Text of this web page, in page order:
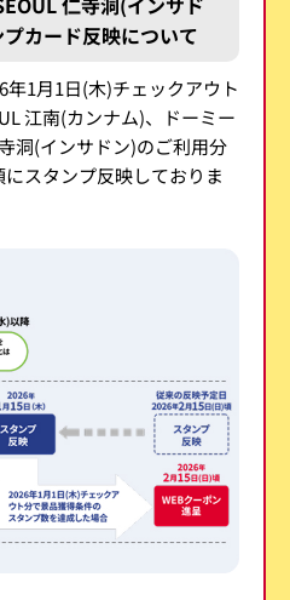
カード反映について
年1月1日(木)チェックアウト
江南(カンナム)、ドーミー
洞(インサドン)のご利用分
スタンプ反映しておりま